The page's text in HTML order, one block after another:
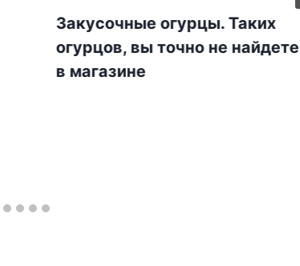
Закусочные огурцы. Таких
огурцов, вы точно не найдете
в магазине